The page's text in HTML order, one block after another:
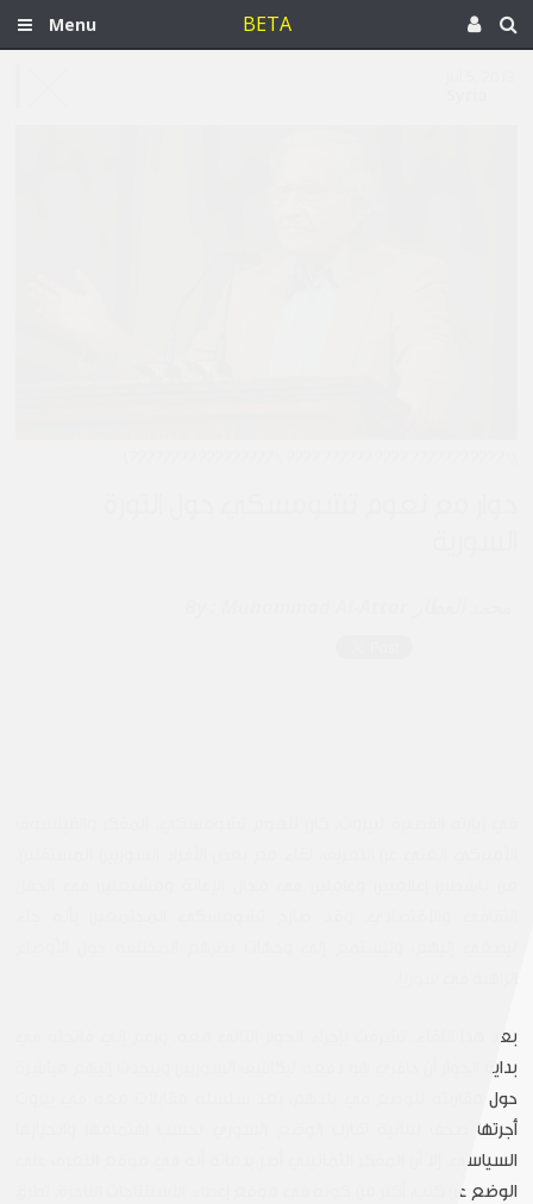
Menu BETA
بعد هذا اللقاء، تشرفت بإجراء الحوار التالي معه. ورغم إني فاتحته في
بداية الحوار أن حافزي هو دفعه ليكاشف السوريين ويتحدث إليهم مباشرة
حول مقاربته للوضع في بلدهم، بعد سلسلة مقابلات معه في بيروت
أجرتها صحف لبنانية تقارب الوضع السوري بحسب اهتمامها وانحيازها
السياسي. إلا أن المفكر الثمانيني أصرّ بدماثة أنه في موقع التعرف على
الوضع عن كثب، أكثر من كونه في موقع إعطاء الاستنتاجات الناجزة. تطرق